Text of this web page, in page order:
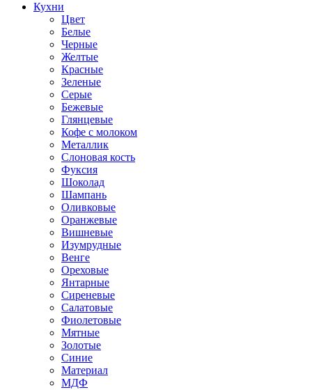
Кухни
Цвет
Белые
Черные
Желтые
Красные
Зеленые
Серые
Бежевые
Глянцевые
Кофе с молоком
Металлик
Слоновая кость
Фуксия
Шоколад
Шампань
Оливковые
Оранжевые
Вишневые
Изумрудные
Венге
Ореховые
Янтарные
Сиреневые
Салатовые
Фиолетовые
Мятные
Золотые
Синие
Материал
МДФ